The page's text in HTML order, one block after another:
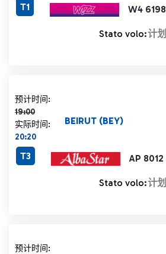
W4 6198
T1
Stato volo:计划
预计时间:
19:00
计划时间 19:00 删除线
实际时间:
20:20
AP 8012
BEIRUT (BEY)
T3
Stato volo:计划
预计时间:
计划时间 19:00 删除线